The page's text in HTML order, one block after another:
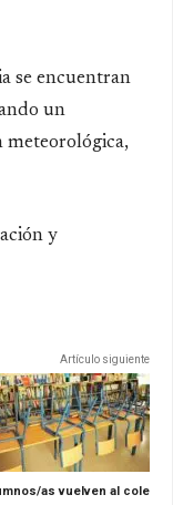
se encuentran
un
meteorológica,
y
Artículo siguiente
as vuelven al cole